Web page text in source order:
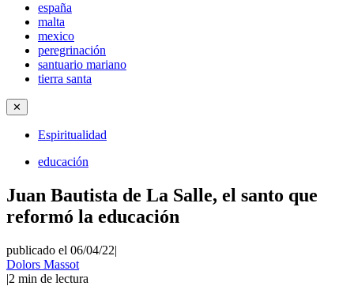
españa
malta
mexico
peregrinación
santuario mariano
tierra santa
✕
Espiritualidad
educación
Juan Bautista de La Salle, el santo que
reformó la educación
publicado el 06/04/22|
Dolors Massot
|2 min de lectura